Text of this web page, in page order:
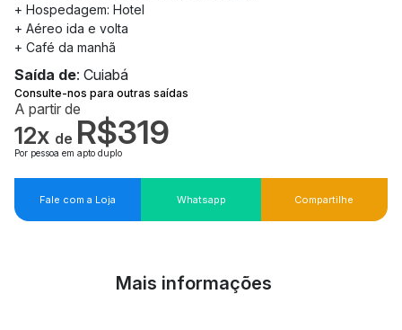
+ Hospedagem: Hotel
+ Aéreo ida e volta
+ Café da manhã
Saída de: Cuiabá
Consulte-nos para outras saídas
A partir de
12x de R$319
Por pessoa em apto duplo
Fale com a Loja Whatsapp Compartilhe
Mais informações